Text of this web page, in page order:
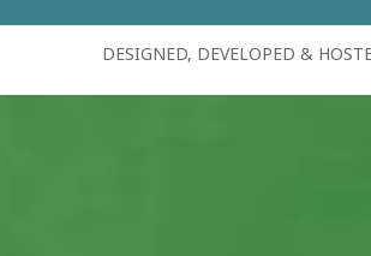
DESIGNED, DEVELOPED &